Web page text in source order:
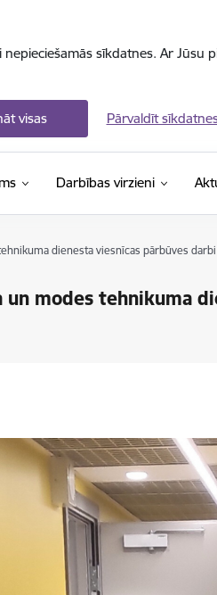
sīkdatnes. Ar
visas Pārvaldīt
Darbības virzieni
dienesta viesnīcas pārbūves darbi
modes tehnikuma